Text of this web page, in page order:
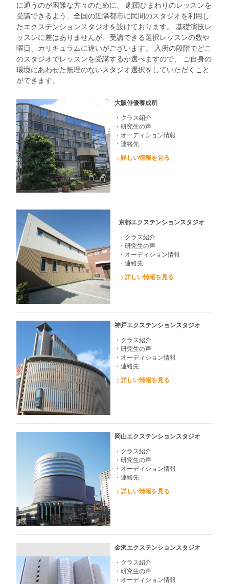
に通うのが困難な方々のために、 劇団ひまわりのレッスンを
受講できるよう、全国の近隣都市に民間のスタジオを利用し
たエクステンションスタジオを設けております。 基礎演技レ
ッスンに差はありませんが、受講できる選択レッスンの数や
曜日、カリキュラムに違いがございます。 入所の段階でどこ
のスタジオでレッスンを受講するか選べますので、 ご自身の
環境にあわせた無理のないスタジオ選択をしていただくこと
ができます。
大阪俳優養成所
・クラス紹介
・研究生の声
・オーディション情報
・連絡先
詳しい情報を見る
京都エクステンションスタジオ
・クラス紹介
・研究生の声
・オーディション情報
・連絡先
詳しい情報を見る
神戸エクステンションスタジオ
・クラス紹介
・研究生の声
・オーディション情報
・連絡先
詳しい情報を見る
岡山エクステンションスタジオ
・クラス紹介
・研究生の声
・オーディション情報
・連絡先
詳しい情報を見る
金沢エクステンションスタジオ
・クラス紹介
・研究生の声
・オーディション情報